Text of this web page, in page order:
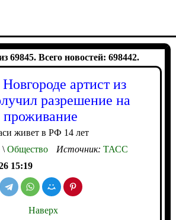
69845. Всего новостей: 698442.
артист из
разрешение на
проживание
живет в РФ 14 лет
\Общество Источник: ТАСС
15:19
Наверх